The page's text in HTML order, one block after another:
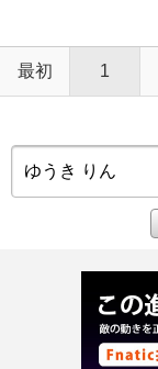
最初 1